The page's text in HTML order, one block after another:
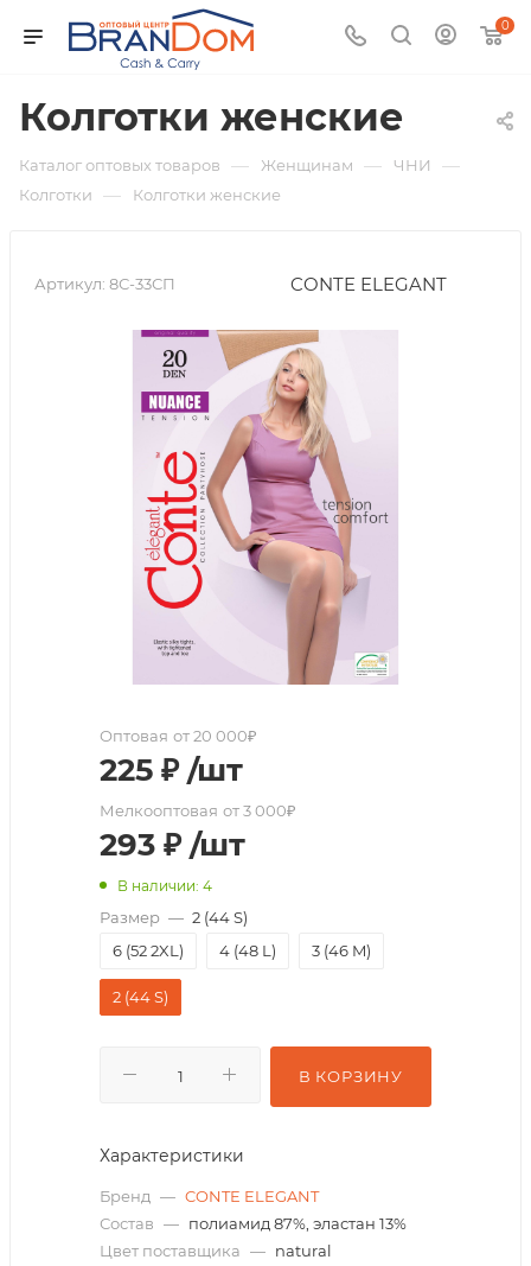
0
Колготки женские
Каталог оптовых товаров — Женщинам — ЧНИ —
Колготки — Колготки женские
Артикул: 8С-33СП CONTE ELEGANT
Оптовая от 20 000₽
225 ₽ /шт
Мелкооптовая от 3 000₽
293 ₽ /шт
В наличии: 4
Размер — 2 (44 S)
6 (52 2XL)
4 (48 L) 3 (46 M)
2 (44 S)
В КОРЗИНУ
Характеристики
Бренд — CONTE ELEGANT
Состав — полиамид 87%, эластан 13%
Цвет поставщика — natural